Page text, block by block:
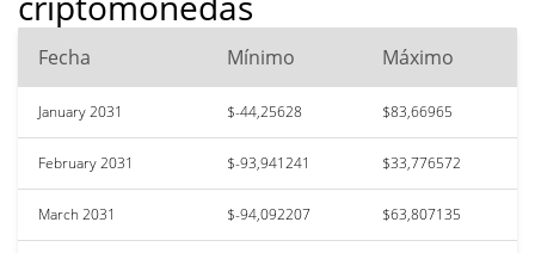
Fecha Mínimo Máximo
January 2031 $-44,25628 $83,66965
February 2031 $-93,941241 $33,776572
March 2031 $-94,092207 $63,807135